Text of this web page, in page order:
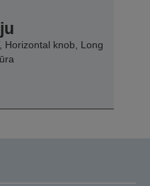
Horizontal knob, Long